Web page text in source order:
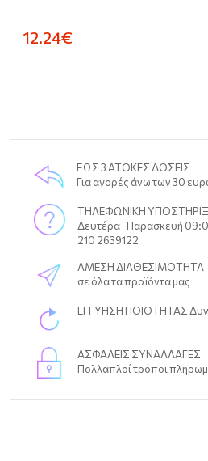
12.24€
ΕΩΣ 3 ΑΤΟΚΕΣ ΔΟΣΕΙΣ
Για αγορές άνω των 30
ΤΗΛΕΦΩΝΙΚΗ
Δευτέρα -Παρασκευή
210 2639122
ΑΜΕΣΗ ΔΙΑΘΕΣΙΜΟΤΗΤΑ
σε όλα τα προϊόντα μας
ΕΓΓΥΗΣΗ ΠΟΙΟΤΗΤΑΣ
ΑΣΦΑΛΕΙΣ ΣΥΝΑΛΛΑΓΕΣ
Πολλαπλοί τρόποι